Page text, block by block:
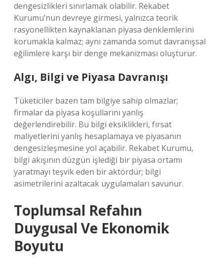
dengesizlikleri sınırlamak olabilir. Rekabet
Kurumu’nun devreye girmesi, yalnızca teorik
rasyonellikten kaynaklanan piyasa denklemlerini
korumakla kalmaz; aynı zamanda somut davranışsal
eğilimlere karşı bir denge mekanizması oluşturur.
Algı, Bilgi ve Piyasa Davranışı
Tüketiciler bazen tam bilgiye sahip olmazlar;
firmalar da piyasa koşullarını yanlış
değerlendirebilir. Bu bilgi eksiklikleri, fırsat
maliyetlerini yanlış hesaplamaya ve piyasanın
dengesizleşmesine yol açabilir. Rekabet Kurumu,
bilgi akışının düzgün işlediği bir piyasa ortamı
yaratmayı teşvik eden bir aktördür; bilgi
asimetrilerini azaltacak uygulamaları savunur.
Toplumsal Refahın
Duygusal Ve Ekonomik
Boyutu